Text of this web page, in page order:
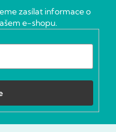
zasílat informace o
e-shopu.